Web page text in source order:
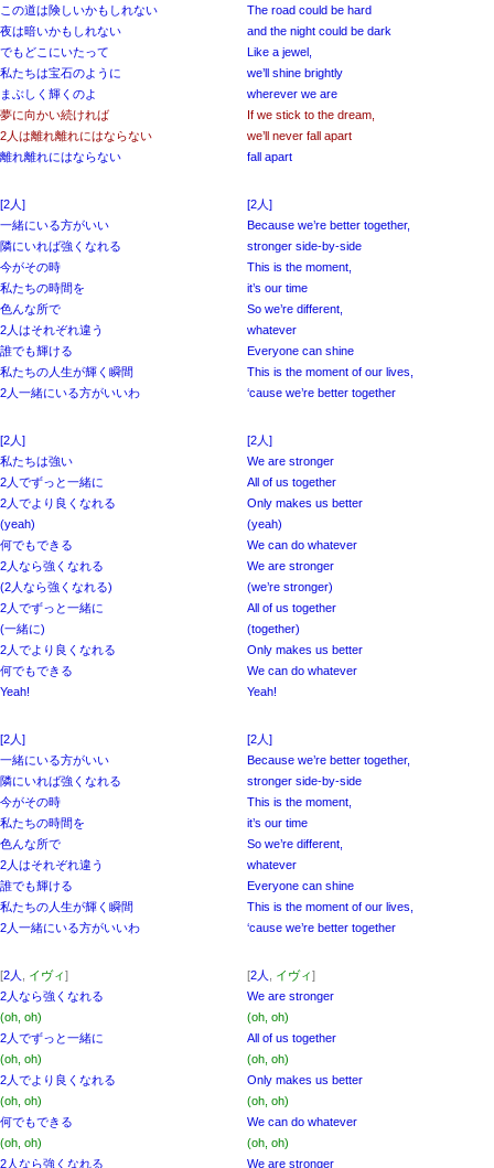
この道は険しいかもしれない
夜は暗いかもしれない
でもどこにいたって
私たちは宝石のように
まぶしく輝くのよ
夢に向かい続ければ
2人は離れ離れにはならない
離れ離れにはならない
[2人]
一緒にいる方がいい
隣にいれば強くなれる
今がその時
私たちの時間を
色んな所で
2人はそれぞれ違う
誰でも輝ける
私たちの人生が輝く瞬間
2人一緒にいる方がいいわ
[2人]
私たちは強い
2人でずっと一緒に
2人でより良くなれる
(yeah)
何でもできる
2人なら強くなれる
(2人なら強くなれる)
2人でずっと一緒に
(一緒に)
2人でより良くなれる
何でもできる
Yeah!
[2人]
一緒にいる方がいい
隣にいれば強くなれる
今がその時
私たちの時間を
色んな所で
2人はそれぞれ違う
誰でも輝ける
私たちの人生が輝く瞬間
2人一緒にいる方がいいわ
[2人 イヴィ]
2人なら強くなれる
(oh, oh)
2人でずっと一緒に
(oh, oh)
2人でより良くなれる
(oh, oh)
何でもできる
(oh, oh)
2人なら強くなれる
The road could be hard
and the night could be dark
Like a jewel,
we’ll shine brightly
wherever we are
If we stick to the dream,
we’ll never fall apart
fall apart
[2人]
Because we’re better together,
stronger side-by-side
This is the moment,
it’s our time
So we’re different,
whatever
Everyone can shine
This is the moment of our lives,
‘cause we’re better together
[2人]
We are stronger
All of us together
Only makes us better
(yeah)
We can do whatever
We are stronger
(we’re stronger)
All of us together
(together)
Only makes us better
We can do whatever
Yeah!
[2人]
Because we’re better together,
stronger side-by-side
This is the moment,
it’s our time
So we’re different,
whatever
Everyone can shine
This is the moment of our lives,
‘cause we’re better together
[2人 イヴィ]
We are stronger
(oh, oh)
All of us together
(oh, oh)
Only makes us better
(oh, oh)
We can do whatever
(oh, oh)
We are stronger